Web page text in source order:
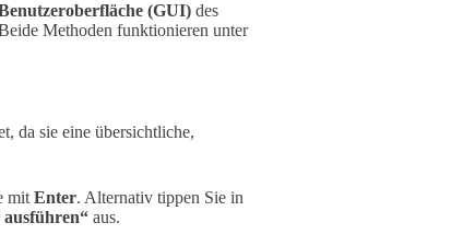
(GUI) des
Methoden funktionieren unter
da sie eine übersichtliche,
mit Enter. Alternativ tippen Sie in
aus.